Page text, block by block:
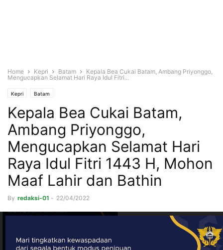
Home Kepri Batam
Kepala Bea Cukai Batam, Ambang Priyonggo,
Mengucapkan Selamat Hari Raya Idul Fitri...
Kepri Batam
Kepala Bea Cukai Batam,
Ambang Priyonggo,
Mengucapkan Selamat Hari
Raya Idul Fitri 1443 H, Mohon
Maaf Lahir dan Bathin
By redaksi-01 - 22/04/2022